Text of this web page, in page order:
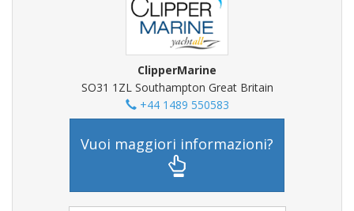
ClipperMarine
SO31 1ZL Southampton Great Britain
+44 1489 550583
Vuoi maggiori informazioni?